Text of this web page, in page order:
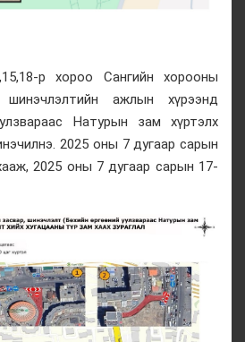
р хороо Сангийн хорооны
ажлын хүрээнд
Натурын зам хүртэлх
2025 оны 7 дугаар сарын
2025 оны 7 дугаар сарын 17-